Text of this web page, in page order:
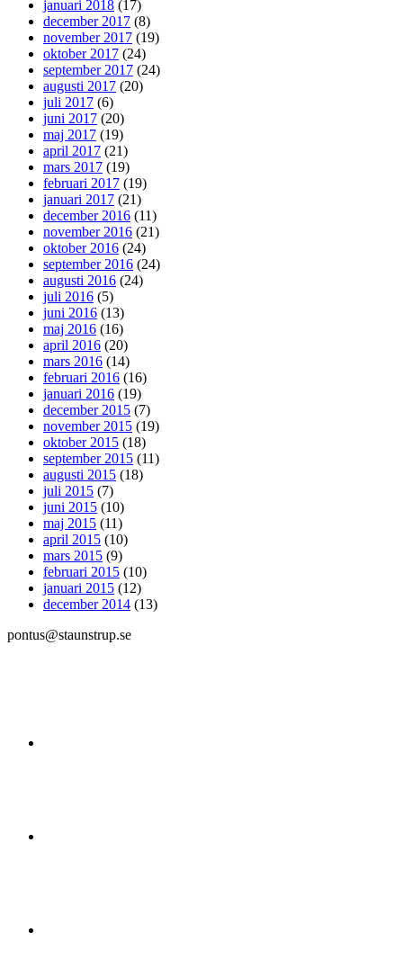
januari 2018 (17)
december 2017 (8)
november 2017 (19)
oktober 2017 (24)
september 2017 (24)
augusti 2017 (20)
juli 2017 (6)
juni 2017 (20)
maj 2017 (19)
april 2017 (21)
mars 2017 (19)
februari 2017 (19)
januari 2017 (21)
december 2016 (11)
november 2016 (21)
oktober 2016 (24)
september 2016 (24)
augusti 2016 (24)
juli 2016 (5)
juni 2016 (13)
maj 2016 (16)
april 2016 (20)
mars 2016 (14)
februari 2016 (16)
januari 2016 (19)
december 2015 (7)
november 2015 (19)
oktober 2015 (18)
september 2015 (11)
augusti 2015 (18)
juli 2015 (7)
juni 2015 (10)
maj 2015 (11)
april 2015 (10)
mars 2015 (9)
februari 2015 (10)
januari 2015 (12)
december 2014 (13)
pontus@staunstrup.se